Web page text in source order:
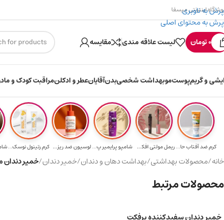
پرش به ناوبری
پرش به محتوای اصلی ۳۰۰ میسکوین (۳۰ هزار تومن) هدیه خرید اول
اینترنتی میسفا
0تومان لیست علاقه مندی مقایسه
و گریمپوستموبهداشت شخصیبدنآقایانعطر و ادکلنمراقبت کودک و
کرم ضد آفتاب حا... ریمل مولتی افکت... شامپو پرایمیر پ... لوسیون ضد ریزش ... کرم رتینول نوسک...
خانه/محصولات بهداشتی/بهداشت دهان و دندان/خمیر دندان/خمیر دندان
محصولات مرتبط
خمیر دندان سفیدکننده پرفکت